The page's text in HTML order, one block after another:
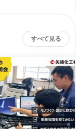
すべて見る